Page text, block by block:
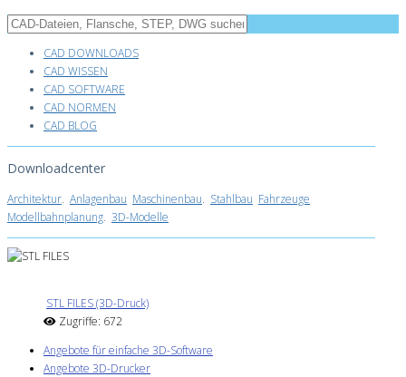
CAD DOWNLOADS
CAD WISSEN
CAD SOFTWARE
CAD NORMEN
CAD BLOG
Downloadcenter
Architektur. Anlagenbau Maschinenbau. Stahlbau Fahrzeuge
Modellbahnplanung. 3D-Modelle
STL FILES (3D-Druck)
Zugriffe: 672
Angebote für einfache 3D-Software
Angebote 3D-Drucker